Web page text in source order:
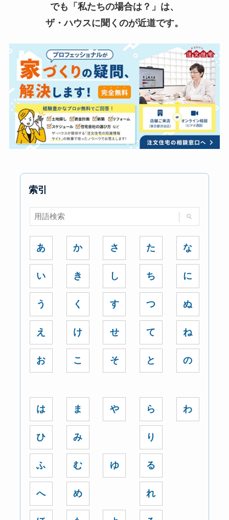
でも「私たちの場合は？」は、
ザ・ハウスに聞くのが近道です。
索引
あ
い
う
え
お
か
き
く
け
こ
さ
し
す
せ
そ
た
ち
つ
て
と
な
に
ぬ
ね
の
は
ひ
ふ
へ
ま
み
む
め
や
ゆ
ら
り
る
れ
わ